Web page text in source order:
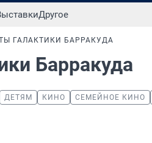
Другое
ГАЛАКТИКИ БАРРАКУДА
Барракуда
ДЕТЯМ КИНО СЕМЕЙНОЕ КИНО